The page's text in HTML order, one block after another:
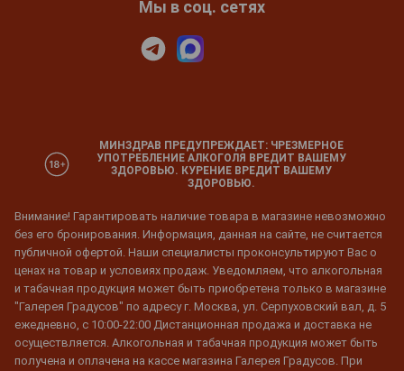
Мы в соц. сетях
МИНЗДРАВ ПРЕДУПРЕЖДАЕТ: ЧРЕЗМЕРНОЕ
УПОТРЕБЛЕНИЕ АЛКОГОЛЯ ВРЕДИТ ВАШЕМУ
ЗДОРОВЬЮ. КУРЕНИЕ ВРЕДИТ ВАШЕМУ
ЗДОРОВЬЮ.
Внимание! Гарантировать наличие товара в магазине невозможно
без его бронирования. Информация, данная на сайте, не считается
публичной офертой. Наши специалисты проконсультируют Вас о
ценах на товар и условиях продаж. Уведомляем, что алкогольная
и табачная продукция может быть приобретена только в магазине
"Галерея Градусов" по адресу г. Москва, ул. Серпуховский вал, д. 5
ежедневно, с 10:00-22:00 Дистанционная продажа и доставка не
осуществляется. Алкогольная и табачная продукция может быть
получена и оплачена на кассе магазина Галерея Градусов. При